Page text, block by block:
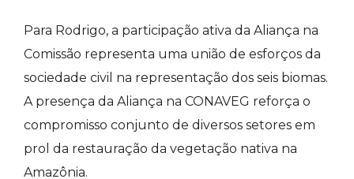
Para Rodrigo, a participação ativa da Aliança na
Comissão representa uma união de esforços da
sociedade civil na representação dos seis biomas.
A presença da Aliança na CONAVEG reforça o
compromisso conjunto de diversos setores em
prol da restauração da vegetação nativa na
Amazônia.